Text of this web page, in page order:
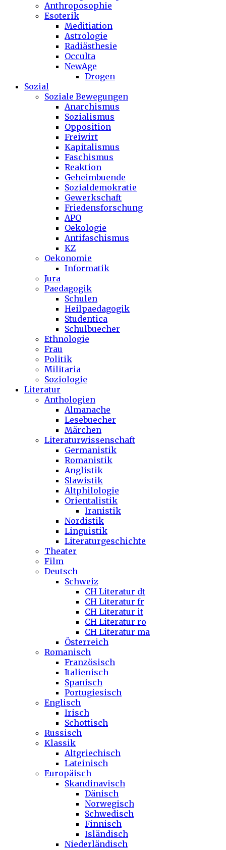
Anthroposophie
Esoterik
Meditiation
Astrologie
Radiästhesie
Occulta
NewAge
Drogen
Sozial
Soziale Bewegungen
Anarchismus
Sozialismus
Opposition
Freiwirt
Kapitalismus
Faschismus
Reaktion
Geheimbuende
Sozialdemokratie
Gewerkschaft
Friedensforschung
APO
Oekologie
Antifaschismus
KZ
Oekonomie
Informatik
Jura
Paedagogik
Schulen
Heilpaedagogik
Studentica
Schulbuecher
Ethnologie
Frau
Politik
Militaria
Soziologie
Literatur
Anthologien
Almanache
Lesebuecher
Märchen
Literaturwissenschaft
Germanistik
Romanistik
Anglistik
Slawistik
Altphilologie
Orientalistik
Iranistik
Nordistik
Linguistik
Literaturgeschichte
Theater
Film
Deutsch
Schweiz
CH Literatur dt
CH Literatur fr
CH Literatur it
CH Literatur ro
CH Literatur ma
Österreich
Romanisch
Französisch
Italienisch
Spanisch
Portugiesisch
Englisch
Irisch
Schottisch
Russisch
Klassik
Altgriechisch
Lateinisch
Europäisch
Skandinavisch
Dänisch
Norwegisch
Schwedisch
Finnisch
Isländisch
Niederländisch